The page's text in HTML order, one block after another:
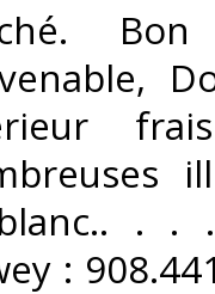
. . .
: